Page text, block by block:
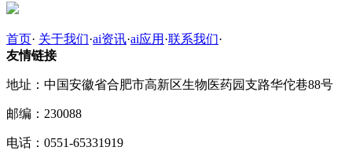
首页· 关于我们·ai资讯·ai应用 ·联系我们·
友情链接
地址：中国安徽省合肥市高新区生物医药园支路华佗巷88号
邮编：230088
电话：0551-65331919